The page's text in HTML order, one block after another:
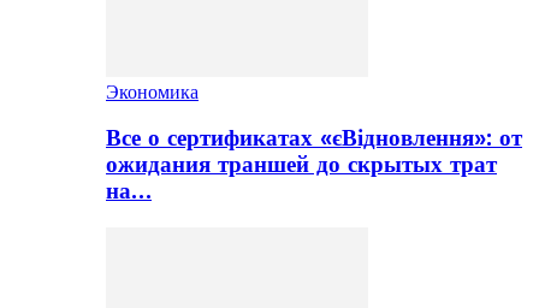
Экономика
Все о сертификатах «єВідновлення»: от
ожидания траншей до скрытых трат
на…